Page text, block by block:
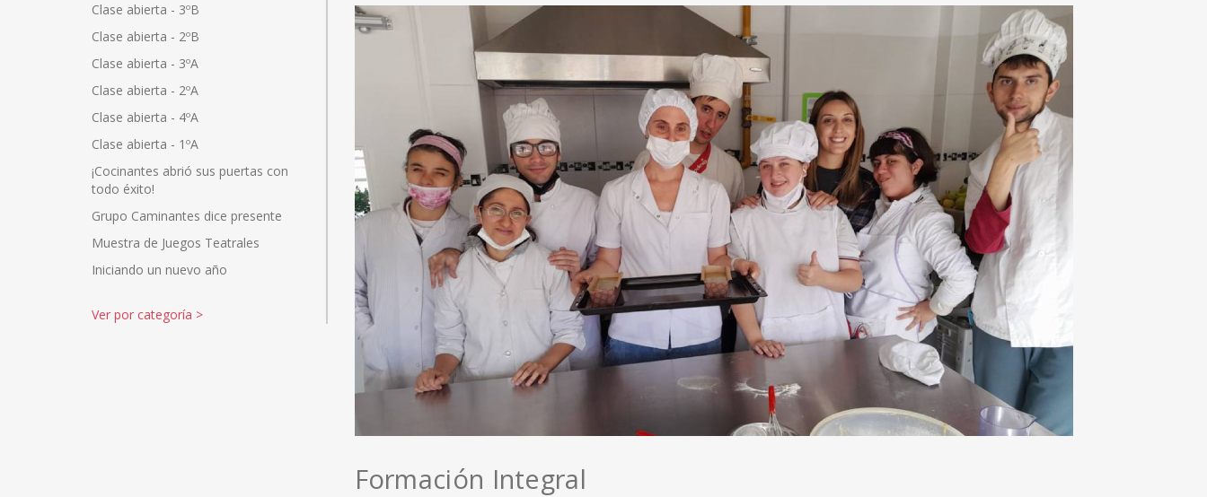
Clase abierta - 3ºB
Clase abierta - 2ºB
Clase abierta - 3ºA
Clase abierta - 2ºA
Clase abierta - 4ºA
Clase abierta - 1ºA
¡Cocinantes abrió sus puertas con
todo éxito!
Grupo Caminantes dice presente
Muestra de Juegos Teatrales
Iniciando un nuevo año
Ver por categoría >
Formación Integral